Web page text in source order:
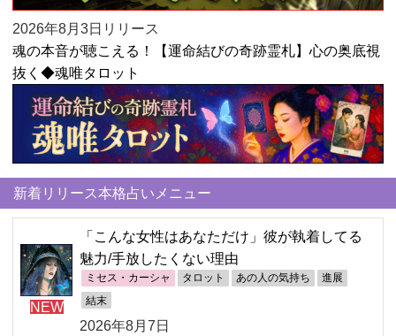
2026年8月3日リリース
魂の本音が聴こえる！【運命結びの奇跡霊札】心の奥底視
抜く◆魂唯タロット
新着リリース本格占いメニュー
NEW
「こんな女性はあなただけ」彼が執着してる
魅力/手放したくない理由
ミセス・カーシャ タロット あの人の気持ち 進展
結末
2026年8月7日